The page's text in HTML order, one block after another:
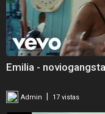
Emilia -
Admin 17 vistas